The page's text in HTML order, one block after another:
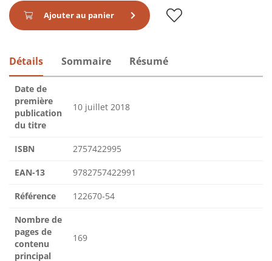
Ajouter au panier
Détails Sommaire Résumé
Date de
première
publication
du titre
10 juillet 2018
ISBN 2757422995
EAN-13 9782757422991
Référence 122670-54
Nombre de
pages de
contenu
principal
169